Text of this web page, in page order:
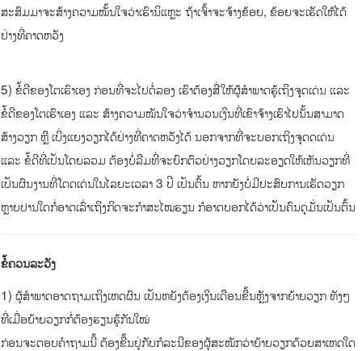
ສະສົມມາຈະສ້າງຄວາມໝັ້ນໃຈວ່າເຮົານິແຫຼະ ຖ້າເຈົ້າຈະຈ້າງຂ້ອຍ, ຂ້ອຍຈະເຮັດໃຫ້ໄດ້
ຢ່າງທີ່ຄາດຫວັງ
5) ຂໍ້ດີຂອງໂຕເຮົາເອງ ກ່ອນທີ່ຈະໄປຕໍ່ລອງ ເຮົາຕ້ອງສື່ໃຫ້ຜູ້ສຳພາດຮູ້ເຖິງຈຸດເດ່ນ ແລະ
ຂໍ້ດີຂອງໂຕເຮົາເອງ ແລະ ສ້າງຄວາມໝັນໃຈວ່າຈຳນວນເງິນທີ່ເຂົາຈ້າງເຮົາໄປນັ້ນສາມາດ
ສ້າງວຽກ ຫຼື ເບິ່ງແຍງວຽກໄດ້ຢ່າງທີ່ຄາດຫວັງໄດ້ ນອກຈາກທີ່ຈະບອກເຖິງຈຸດດເດ່ນ
ແລະ ຂໍ້ດີທີ່ເປັນໂດຍລວມ ຕ້ອງບໍ່ລືມທີ່ຈະຍົກຕົວຢ່າງວຽກໂດຍລະອຽດໃຫ້ເຫັນວຽກທີ່
ເປັນຜົນງານທີ່ໂດດເດ່ນໃນໄລຍະເວລາ 3 ປີ ເປັນຕົ້ນ ຫາກຍັງບໍ່ມີປະສົບການເຮັດວຽກ
ຫຼາຍປານໃດກໍ່ອາດເລົ່າເຖິງກິດຈະກຳສະໄໝຮຽນ ກໍອາດບອກໄດ້ວ່າເປັນຄົນດຸມັ່ນເປັນຕົ້ນ
ຂໍ້ຄວນລະວັງ
1) ຜູ້ສຳພາດອາດຖາມເຖິງເຫດຜົນ ເປັນຫຍັງຕ້ອງເງິນເດືອນຂື້ນຫຼັງຈາກຍ້າຍວຽກ ທັງໆ
ທີ່ເມື່ອຍ້າຍວຽກກໍ່ຕ້ອງຮຽນຮູ້ກັນໃໝ່
ກ່ອນຈະຕອບຄຳຖາມນີ້ ຕ້ອງຂື້ນຢູ່ກັບກໍລະນີຂອງຜູ້ສະໝັກວ່າຍ້າຍວຽກດ້ວຍສາເຫດໃດ